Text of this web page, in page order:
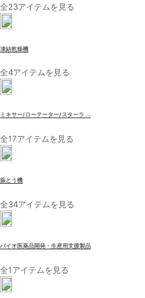
全23アイテムを見る
凍結乾燥機
全4アイテムを見る
ミキサー/ローテーター/スターラ ...
全17アイテムを見る
振とう機
全34アイテムを見る
バイオ医薬品開発・生産用支援製品
全1アイテムを見る